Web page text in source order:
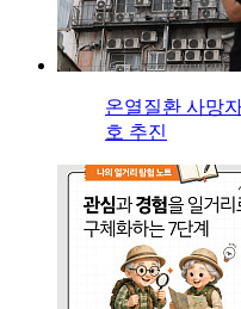
온열질환 사망
호 추진